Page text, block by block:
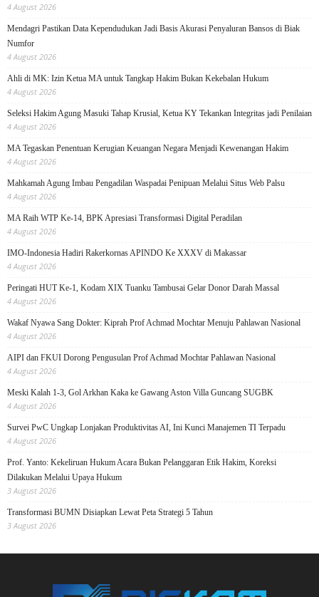
4 August 2026
Mendagri Pastikan Data Kependudukan Jadi Basis Akurasi Penyaluran Bansos di Biak
Numfor
4 August 2026
Ahli di MK: Izin Ketua MA untuk Tangkap Hakim Bukan Kekebalan Hukum
4 August 2026
Seleksi Hakim Agung Masuki Tahap Krusial, Ketua KY Tekankan Integritas jadi Penilaian
4 August 2026
MA Tegaskan Penentuan Kerugian Keuangan Negara Menjadi Kewenangan Hakim
4 August 2026
Mahkamah Agung Imbau Pengadilan Waspadai Penipuan Melalui Situs Web Palsu
4 August 2026
MA Raih WTP Ke-14, BPK Apresiasi Transformasi Digital Peradilan
4 August 2026
IMO-Indonesia Hadiri Rakerkornas APINDO Ke XXXV di Makassar
4 August 2026
Peringati HUT Ke-1, Kodam XIX Tuanku Tambusai Gelar Donor Darah Massal
4 August 2026
Wakaf Nyawa Sang Dokter: Kiprah Prof Achmad Mochtar Menuju Pahlawan Nasional
4 August 2026
AIPI dan FKUI Dorong Pengusulan Prof Achmad Mochtar Pahlawan Nasional
4 August 2026
Meski Kalah 1-3, Gol Arkhan Kaka ke Gawang Aston Villa Guncang SUGBK
4 August 2026
Survei PwC Ungkap Lonjakan Produktivitas AI, Ini Kunci Manajemen TI Terpadu
4 August 2026
Prof. Yanto: Kekeliruan Hukum Acara Bukan Pelanggaran Etik Hakim, Koreksi
Dilakukan Melalui Upaya Hukum
3 August 2026
Transformasi BUMN Disiapkan Lewat Peta Strategi 5 Tahun
3 August 2026